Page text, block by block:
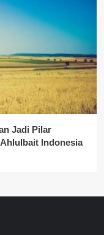
Jadi Pilar
Indonesia